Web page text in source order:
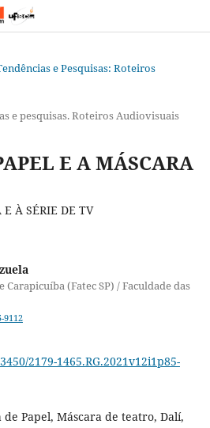
e Pesquisas: Roteiros
e pesquisas. Roteiros Audiovisuais
E A MÁSCARA
À SÉRIE DE TV
Carapicuíba (Fatec SP) / Faculdade das
9112
2179-1465.RG.2021v12i1p85-
de Papel, Máscara de teatro, Dalí,